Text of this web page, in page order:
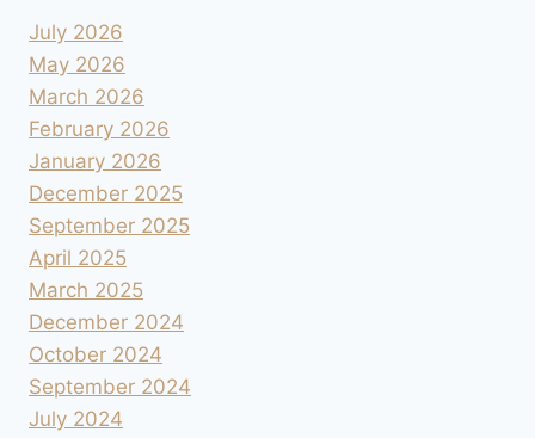
July 2026
May 2026
March 2026
February 2026
January 2026
December 2025
September 2025
April 2025
March 2025
December 2024
October 2024
September 2024
July 2024